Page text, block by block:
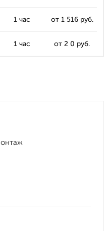
1 час от 1 516 руб.
1 час от 2 0 руб.